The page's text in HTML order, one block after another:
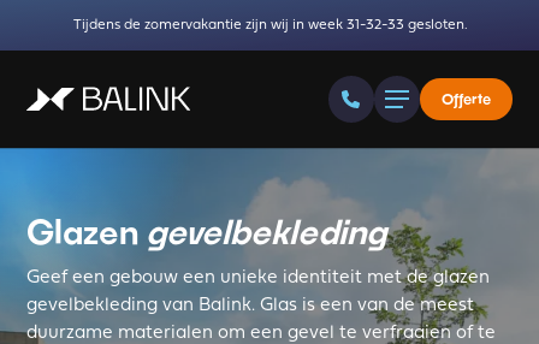
Tijdens de zomervakantie zijn wij in week 31-32-33 gesloten.
Offerte
Glazen gevelbekleding
Geef een gebouw een unieke identiteit met de glazen
gevelbekleding van Balink. Glas is een van de meest
duurzame materialen om een gevel te verfraaien of te